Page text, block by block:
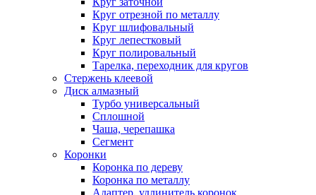
Круг отрезной по металлу
Круг шлифовальный
Круг лепестковый
Круг полировальный
Тарелка, переходник для кругов
Стержень клеевой
Диск алмазный
Турбо универсальный
Сплошной
Чаша, черепашка
Сегмент
Коронки
Коронка по дереву
Коронка по металлу
Адаптер, удлинитель коронок